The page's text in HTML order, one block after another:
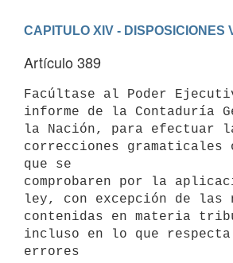
CAPITULO XIV - DISPOSICIONES
Artículo 389
Facúltase al Poder
informe de la Contaduría
la Nación, para efectuar
correcciones gramaticales
que se
comprobaren por la
ley, con excepción de las
contenidas en materia
incluso en lo que
errores